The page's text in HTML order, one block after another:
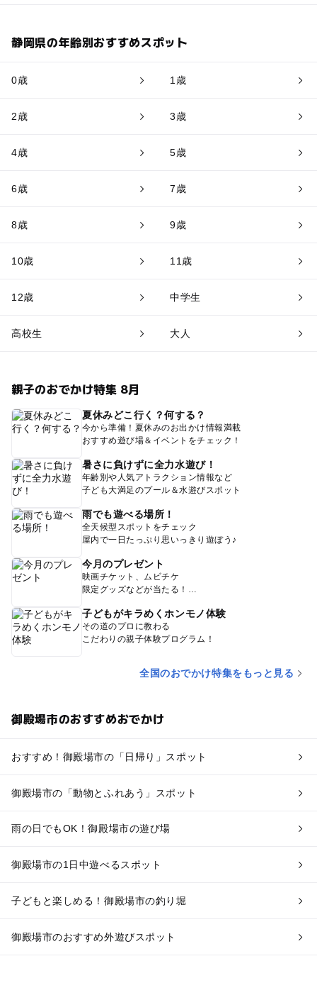
静岡県の年齢別おすすめスポット
0歳 1歳
2歳 3歳
4歳 5歳
6歳 7歳
8歳 9歳
10歳 11歳
12歳 中学生
高校生 大人
親子のおでかけ特集 8月
夏休みどこ行く？何する？
今から準備！夏休みのお出かけ情報満載
おすすめ遊び場＆イベントをチェック！
暑さに負けずに全力水遊び！
年齢別や人気アトラクション情報など
子ども大満足のプール＆水遊びスポット
雨でも遊べる場所！
全天候型スポットをチェック
屋内で一日たっぷり思いっきり遊ぼう♪
今月のプレゼント
映画チケット、ムビチケ
限定グッズなどが当たる！
子どもがキラめくホンモノ体験
その道のプロに教わる
こだわりの親子体験プログラム！
全国のおでかけ特集をもっと見る
御殿場市のおすすめおでかけ
おすすめ！御殿場市の「日帰り」スポット
御殿場市の「動物とふれあう」スポット
雨の日でもOK！御殿場市の遊び場
御殿場市の1日中遊べるスポット
子どもと楽しめる！御殿場市の釣り堀
御殿場市のおすすめ外遊びスポット